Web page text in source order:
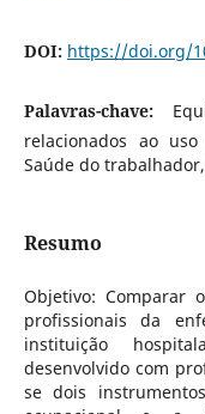
DOI: https://doi.org/
Palavras-chave:
relacionados ao
Saúde do
Resumo
Objetivo: Comparar
profissionais da
instituição
desenvolvido com
se dois